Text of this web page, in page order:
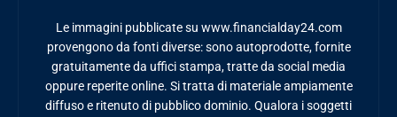
Le immagini pubblicate su www.financialday24.com
provengono da fonti diverse: sono autoprodotte, fornite
gratuitamente da uffici stampa, tratte da social media
oppure reperite online. Si tratta di materiale ampiamente
diffuso e ritenuto di pubblico dominio. Qualora i soggetti